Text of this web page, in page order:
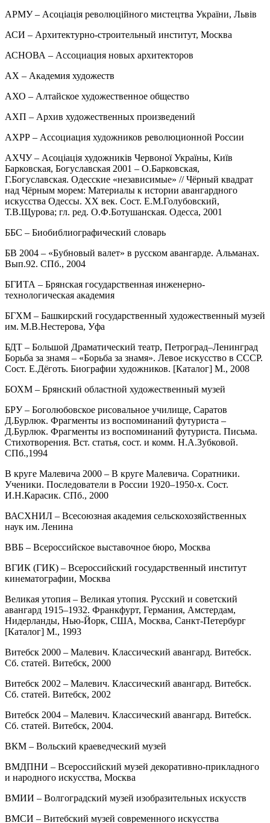
АРМУ – Асоціація революційного мистецтва України, Львів
АСИ – Архитектурно-строительный институт, Москва
АСНОВА – Ассоциация новых архитекторов
АХ – Академия художеств
АХО – Алтайское художественное общество
АХП – Архив художественных произведений
АХРР – Ассоциация художников революционной России
АХЧУ – Асоціація художників Червоної Україны, Київ
Барковская, Богуславская 2001 – О.Барковская,
Г.Богуславская. Одесские «независимые» // Чёрный квадрат
над Чёрным морем: Материалы к истории авангардного
искусства Одессы. ХХ век. Сост. Е.М.Голубовский,
Т.В.Щурова; гл. ред. О.Ф.Ботушанская. Одесса, 2001
ББС – Биобиблиографический словарь
БВ 2004 – «Бубновый валет» в русском авангарде. Альманах.
Вып.92. СПб., 2004
БГИТА – Брянская государственная инженерно-
технологическая академия
БГХМ – Башкирский государственный художественный музей
им. М.В.Нестерова, Уфа
БДТ – Большой Драматический театр, Петроград–Ленинград
Борьба за знамя – «Борьба за знамя». Левое искусство в СССР.
Сост. Е.Дёготь. Биографии художников. [Каталог] М., 2008
БОХМ – Брянский областной художественный музей
БРУ – Боголюбовское рисовальное училище, Саратов
Д.Бурлюк. Фрагменты из воспоминаний футуриста –
Д.Бурлюк. Фрагменты из воспоминаний футуриста. Письма.
Стихотворения. Вст. статья, сост. и комм. Н.А.Зубковой.
СПб.,1994
В круге Малевича 2000 – В круге Малевича. Соратники.
Ученики. Последователи в России 1920–1950-х. Сост.
И.Н.Карасик. СПб., 2000
ВАСХНИЛ – Всесоюзная академия сельскохозяйственных
наук им. Ленина
ВВБ – Всероссийское выставочное бюро, Москва
ВГИК (ГИК) – Всероссийский государственный институт
кинематографии, Москва
Великая утопия – Великая утопия. Русский и советский
авангард 1915–1932. Франкфурт, Германия, Амстердам,
Нидерланды, Нью-Йорк, США, Москва, Санкт-Петербург
[Каталог] М., 1993
Витебск 2000 – Малевич. Классический авангард. Витебск.
Сб. статей. Витебск, 2000
Витебск 2002 – Малевич. Классический авангард. Витебск.
Сб. статей. Витебск, 2002
Витебск 2004 – Малевич. Классический авангард. Витебск.
Сб. статей. Витебск, 2004.
ВКМ – Вольский краеведческий музей
ВМДПНИ – Всероссийский музей декоративно-прикладного
и народного искусства, Москва
ВМИИ – Волгоградский музей изобразительных искусств
ВМСИ – Витебский музей современного искусства